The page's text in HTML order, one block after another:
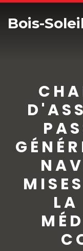
Bois-